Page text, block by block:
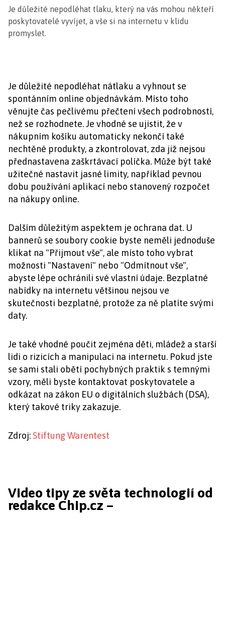
Je důležité nepodléhat tlaku, který na vás mohou někteří
poskytovatelé vyvíjet, a vše si na internetu v klidu
promyslet.
Je důležité nepodléhat nátlaku a vyhnout se
spontánním online objednávkám. Místo toho
věnujte čas pečlivému přečtení všech podrobností,
než se rozhodnete. Je vhodné se ujistit, že v
nákupním košíku automaticky nekončí také
nechtěné produkty, a zkontrolovat, zda již nejsou
přednastavena zaškrtávací políčka. Může být také
užitečné nastavit jasné limity, například pevnou
dobu používání aplikací nebo stanovený rozpočet
na nákupy online.
Dalším důležitým aspektem je ochrana dat. U
bannerů se soubory cookie byste neměli jednoduše
klikat na "Přijmout vše", ale místo toho vybrat
možnosti "Nastavení" nebo "Odmítnout vše",
abyste lépe ochránili své vlastní údaje. Bezplatné
nabídky na internetu většinou nejsou ve
skutečnosti bezplatné, protože za ně platíte svými
daty.
Je také vhodné poučit zejména děti, mládež a starší
lidi o rizicích a manipulaci na internetu. Pokud jste
se sami stali obětí pochybných praktik s temnými
vzory, měli byste kontaktovat poskytovatele a
odkázat na zákon EU o digitálních službách (DSA),
který takové triky zakazuje.
Zdroj: Stiftung Warentest
Video tipy ze světa technologií od
redakce Chip.cz –